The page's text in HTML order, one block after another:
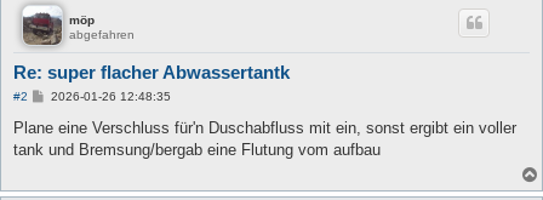
möp
abgefahren
Re: super flacher Abwassertantk
#2
B
i
r
2026-01-26 12:48:35
Plane eine Verschluss für'n Duschabfluss mit ein, sonst ergibt ein voller
tank und Bremsung/bergab eine Flutung vom aufbau